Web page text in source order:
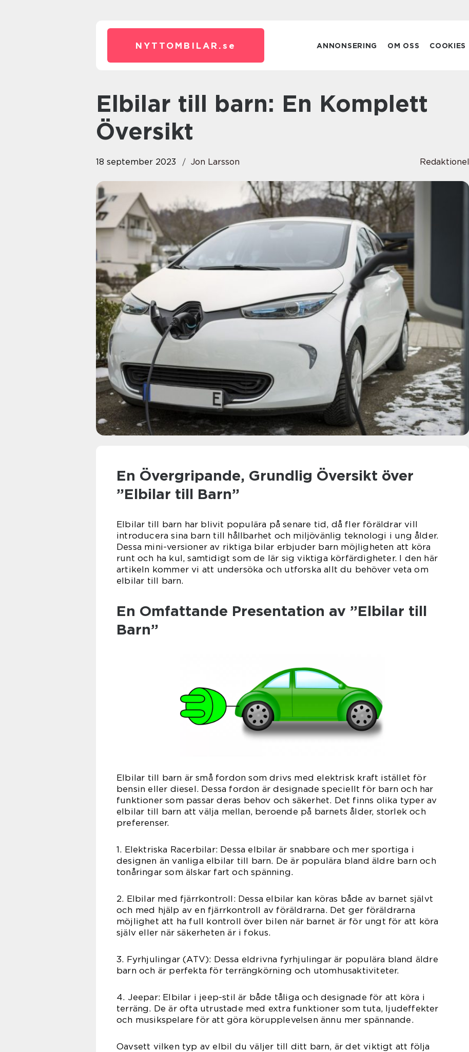
NYTTOMBILAR. se ANNONSERING OM OSS COOKIES
Elbilar till barn: En Komplett
Översikt
18 september 2023 Jon Larsson Redaktionel
En Övergripande, Grundlig Översikt över
”Elbilar till Barn”
Elbilar till barn har blivit populära på senare tid, då fler föräldrar vill
introducera sina barn till hållbarhet och miljövänlig teknologi i ung ålder.
Dessa mini-versioner av riktiga bilar erbjuder barn möjligheten att köra
runt och ha kul, samtidigt som de lär sig viktiga körfärdigheter. I den här
artikeln kommer vi att undersöka och utforska allt du behöver veta om
elbilar till barn.
En Omfattande Presentation av ”Elbilar till
Barn”
Elbilar till barn är små fordon som drivs med elektrisk kraft istället för
bensin eller diesel. Dessa fordon är designade speciellt för barn och har
funktioner som passar deras behov och säkerhet. Det finns olika typer av
elbilar till barn att välja mellan, beroende på barnets ålder, storlek och
preferenser.
1. Elektriska Racerbilar: Dessa elbilar är snabbare och mer sportiga i
designen än vanliga elbilar till barn. De är populära bland äldre barn och
tonåringar som älskar fart och spänning.
2. Elbilar med fjärrkontroll: Dessa elbilar kan köras både av barnet självt
och med hjälp av en fjärrkontroll av föräldrarna. Det ger föräldrarna
möjlighet att ha full kontroll över bilen när barnet är för ungt för att köra
själv eller när säkerheten är i fokus.
3. Fyrhjulingar (ATV): Dessa eldrivna fyrhjulingar är populära bland äldre
barn och är perfekta för terrängkörning och utomhusaktiviteter.
4. Jeepar: Elbilar i jeep-stil är både tåliga och designade för att köra i
terräng. De är ofta utrustade med extra funktioner som tuta, ljudeffekter
och musikspelare för att göra körupplevelsen ännu mer spännande.
Oavsett vilken typ av elbil du väljer till ditt barn, är det viktigt att följa